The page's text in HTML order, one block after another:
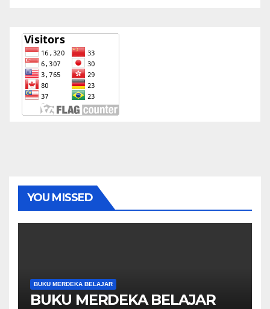
YOU MISSED
BUKU MERDEKA BELAJAR
BUKU MERDEKA BELAJAR